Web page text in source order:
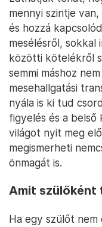
mennyi szintje
és hozzá
mesélésről, sokkal
közötti kötelékről
semmi máshoz
mesehallgatási
nyála is ki tud
figyelés és a
világot nyit meg
megismerheti
önmagát is.
Amit szülőként
Ha egy szülőt nem